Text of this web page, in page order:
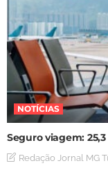
NOTÍCIAS
Seguro viagem:
Redação Jornal MG